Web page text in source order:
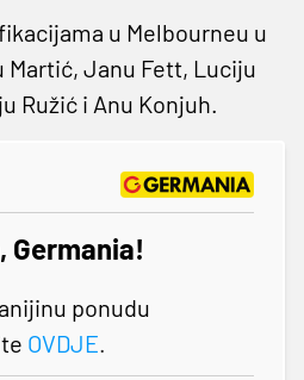
u Melbourneu u
Janu Fett, Luciju
Ružić i Anu Konjuh.
Germania!
ponudu
OVDJE.